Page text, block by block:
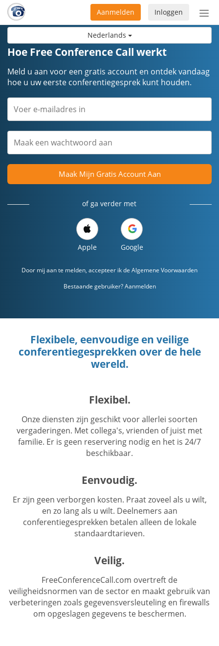
Nederlands
Inloggen
Aanmelden
Hoe Free Conference Call werkt
Meld u aan voor een gratis account en ontdek vandaag
hoe u uw eerste conferentiegesprek kunt houden.
Maak Mijn Gratis Account Aan
of ga verder met
Apple Google
Door mij aan te melden, accepteer ik de Algemene Voorwaarden
Bestaande gebruiker? Aanmelden
Flexibele, eenvoudige en veilige
conferentiegesprekken over de hele
wereld.
Flexibel.
Onze diensten zijn geschikt voor allerlei soorten
vergaderingen. Met collega's, vrienden of juist met
familie. Er is geen reservering nodig en het is 24/7
beschikbaar.
Eenvoudig.
Er zijn geen verborgen kosten. Praat zoveel als u wilt,
en zo lang als u wilt. Deelnemers aan
conferentiegesprekken betalen alleen de lokale
standaardtarieven.
Veilig.
FreeConferenceCall.com overtreft de
veiligheidsnormen van de sector en maakt gebruik van
verbeteringen zoals gegevensversleuteling en firewalls
om opgeslagen gegevens te beschermen.